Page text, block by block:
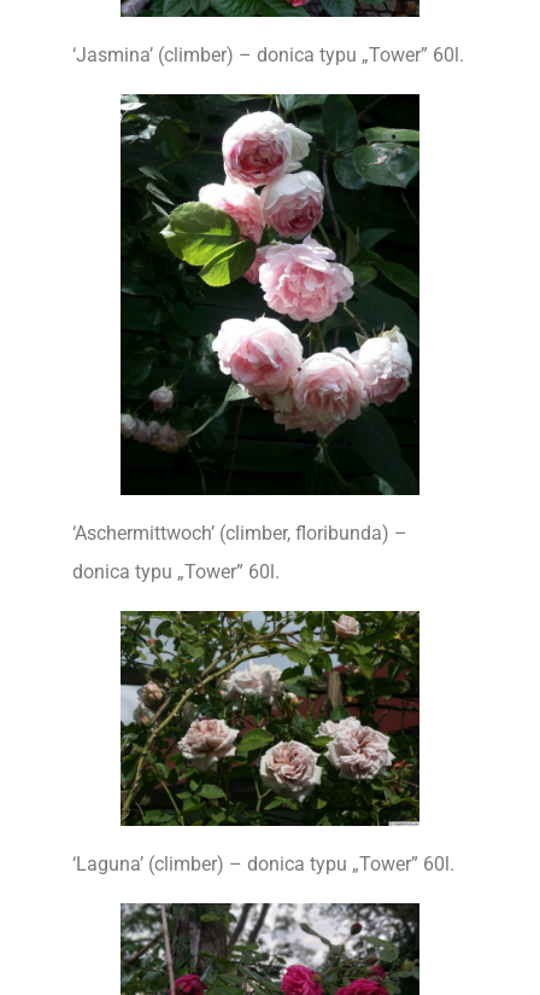
‘Jasmina’ (climber) – donica typu „Tower” 60l.
‘Aschermittwoch’ (climber, floribunda) –
donica typu „Tower” 60l.
‘Laguna’ (climber) – donica typu „Tower” 60l.